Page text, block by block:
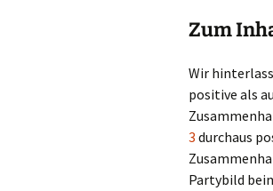
Zum
Wir
positive als
3 durchaus
Partybild